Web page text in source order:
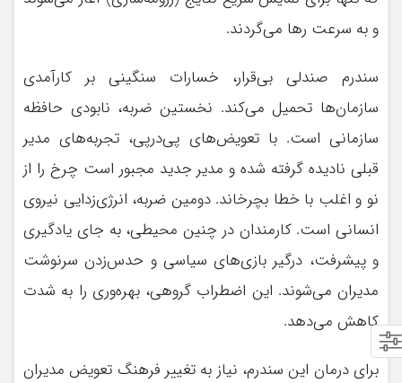
و به سرعت رها می‌گردند.
سندرم صندلی بی‌قرار، خسارات سنگینی بر کارآمدی
سازمان‌ها تحمیل می‌کند. نخستین ضربه، نابودی حافظه
سازمانی است. با تعویض‌های پی‌درپی، تجربه‌های مدیر
قبلی نادیده گرفته شده و مدیر جدید مجبور است چرخ را از
نو و اغلب با خطا بچرخاند. دومین ضربه، انرژی‌زدایی نیروی
انسانی است. کارمندان در چنین محیطی، به جای یادگیری
و پیشرفت، درگیر بازی‌های سیاسی و حدس‌زدن سرنوشت
مدیران می‌شوند. این اضطراب گروهی، بهره‌وری را به شدت
کاهش می‌دهد.
برای درمان این سندرم، نیاز به تغییر فرهنگ تعویض مدیران